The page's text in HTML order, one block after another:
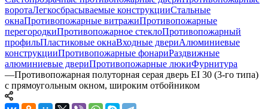
воротаЛегкосбрасываемые конструкцииСтальные
окнаПротивопожарные витражиПротивопожарные
перегородкиПротивопожарное стеклоПротивопожарный
профильПластиковые окнаВходные двериАлюминиевые
конструкцииПротивопожарные фонариРаздвижные
алюминиевые двериПротивопожарные люкиФурнитура
—Противопожарная полуторная серая дверь EI 30 (3-го типа)
с прямоугольным окном, широким отбойником